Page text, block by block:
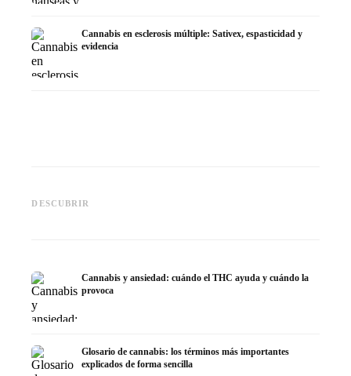
Cannabis en esclerosis múltiple: Sativex, espasticidad y
evidencia
DESCUBRIR
la investigación
Cannabis y ansiedad: cuándo el THC ayuda y cuándo la
provoca
Glosario de cannabis: los términos más importantes
explicados de forma sencilla